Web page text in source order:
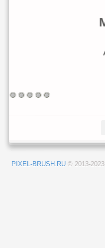
PIXEL-BRUSH.RU © 2013-